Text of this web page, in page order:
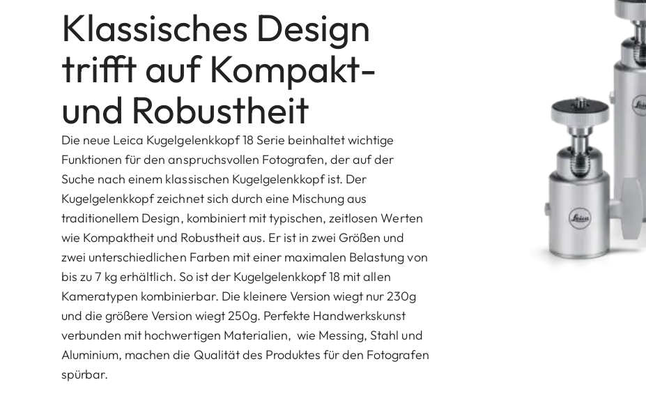
Klassisches Design
trifft auf Kompakt-
und Robustheit
Die neue Leica Kugelgelenkkopf 18 Serie beinhaltet wichtige
Funktionen für den anspruchsvollen Fotografen, der auf der
Suche nach einem klassischen Kugelgelenkkopf ist. Der
Kugelgelenkkopf zeichnet sich durch eine Mischung aus
traditionellem Design, kombiniert mit typischen, zeitlosen Werten
wie Kompaktheit und Robustheit aus. Er ist in zwei Größen und
zwei unterschiedlichen Farben mit einer maximalen Belastung von
bis zu 7 kg erhältlich. So ist der Kugelgelenkkopf 18 mit allen
Kameratypen kombinierbar. Die kleinere Version wiegt nur 230g
und die größere Version wiegt 250g. Perfekte Handwerkskunst
verbunden mit hochwertigen Materialien, wie Messing, Stahl und
Aluminium, machen die Qualität des Produktes für den Fotografen
spürbar.